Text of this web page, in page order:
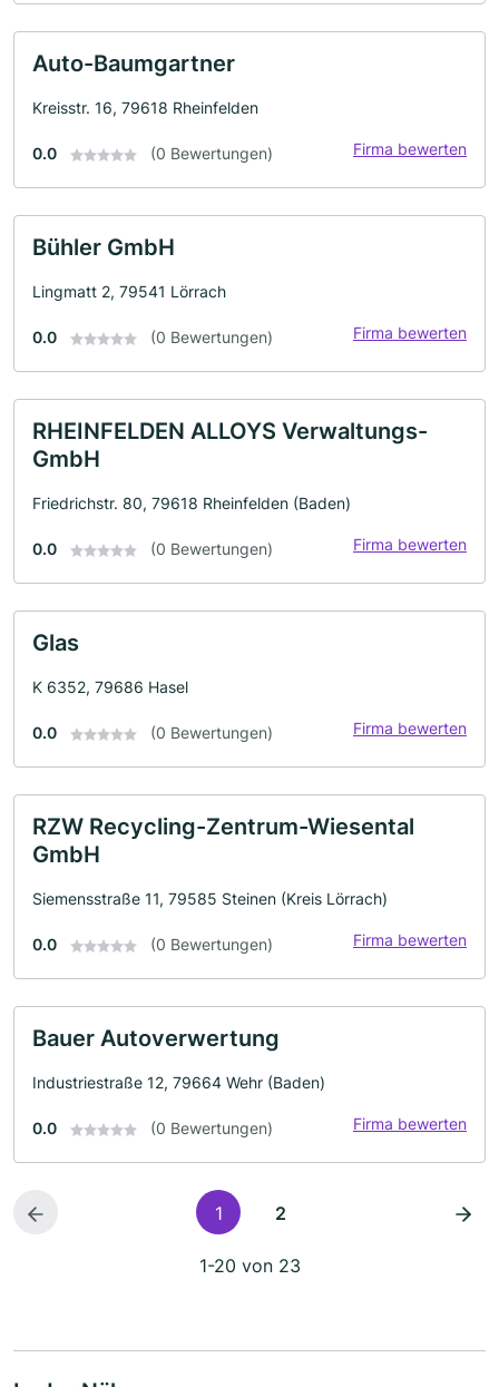
Auto-Baumgartner
Kreisstr. 16, 79618 Rheinfelden
0.0 (0 Bewertungen) Firma bewerten
Bühler GmbH
Lingmatt 2, 79541 Lörrach
0.0 (0 Bewertungen) Firma bewerten
RHEINFELDEN ALLOYS Verwaltungs-
GmbH
Friedrichstr. 80, 79618 Rheinfelden (Baden)
0.0 (0 Bewertungen) Firma bewerten
Glas
K 6352, 79686 Hasel
0.0 (0 Bewertungen) Firma bewerten
RZW Recycling-Zentrum-Wiesental
GmbH
Siemensstraße 11, 79585 Steinen (Kreis Lörrach)
0.0 (0 Bewertungen) Firma bewerten
Bauer Autoverwertung
Industriestraße 12, 79664 Wehr (Baden)
0.0 (0 Bewertungen) Firma bewerten
1 2
1-20 von 23